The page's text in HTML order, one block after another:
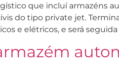
que incluí armazéns
do tipo private jet.
e elétricos, e será